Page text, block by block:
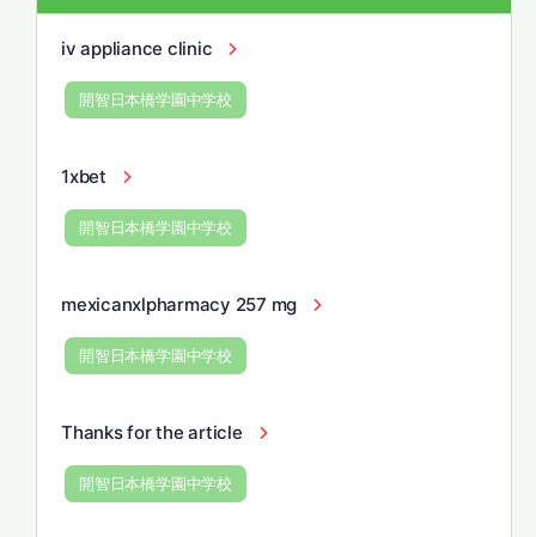
iv appliance clinic
開智日本橋学園中学校
1xbet
開智日本橋学園中学校
mexicanxlpharmacy 257 mg
開智日本橋学園中学校
Thanks for the article
開智日本橋学園中学校